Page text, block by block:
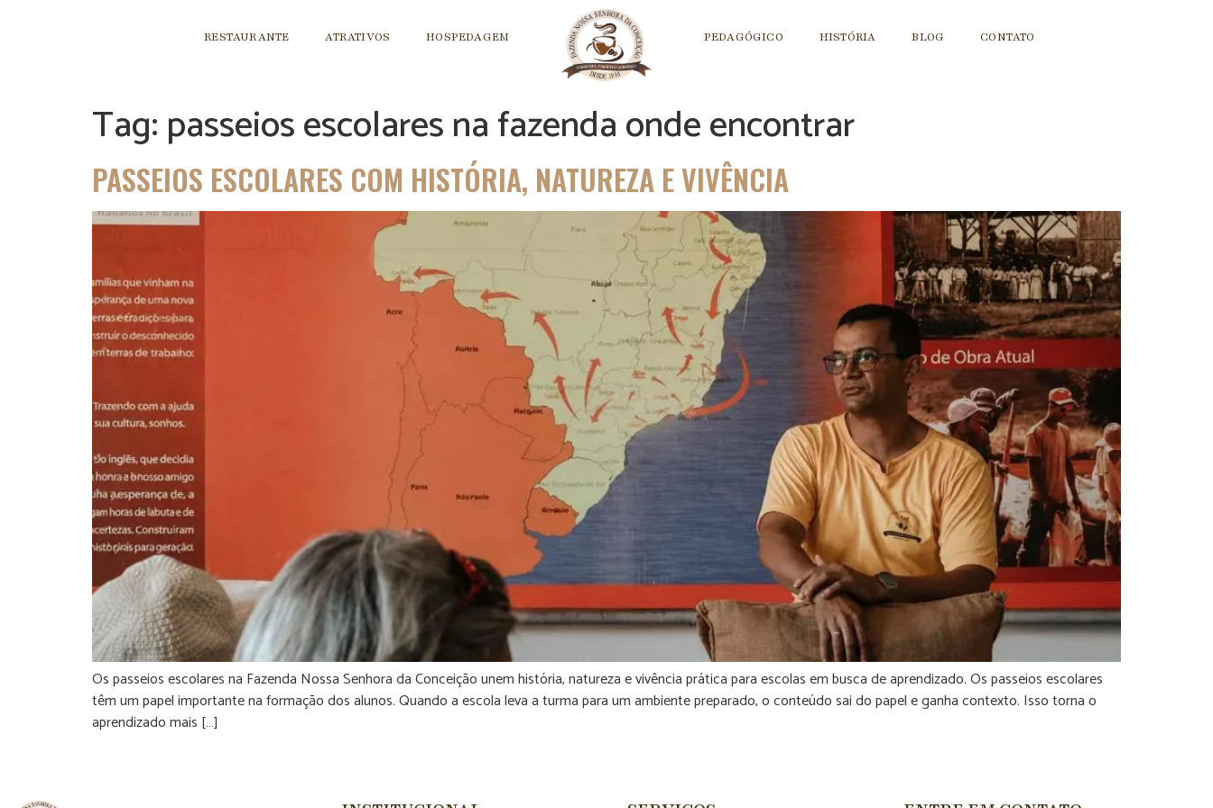
RESTAURANTE ATRATIVOS HOSPEDAGEM PEDAGÓGICO HISTÓRIA BLOG CONTATO
Tag:passeios escolares na fazenda onde encontrar
PASSEIOS ESCOLARES COM HISTÓRIA, NATUREZA E VIVÊNCIA
Os passeios escolares na Fazenda Nossa Senhora da Conceição unem história, natureza e vivência prática para escolas em busca de aprendizado. Os passeios escolares
têm um papel importante na formação dos alunos. Quando a escola leva a turma para um ambiente preparado, o conteúdo sai do papel e ganha contexto. Isso torna o
aprendizado mais […]